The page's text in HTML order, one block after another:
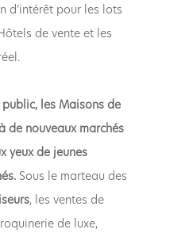
d’intérêt pour les lots
de vente et les
les Maisons de
de nouveaux marchés
yeux de jeunes
Sous le marteau des
, les ventes de
de luxe,